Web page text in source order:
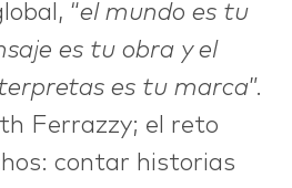
“el mundo es tu
es tu obra y el
es tu marca”.
Ferrazzy; el reto
contar historias